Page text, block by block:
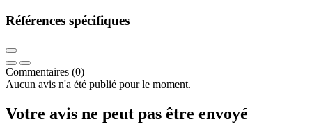
Références spécifiques
Commentaires (0)
Aucun avis n'a été publié pour le moment.
Votre avis ne peut pas être envoyé